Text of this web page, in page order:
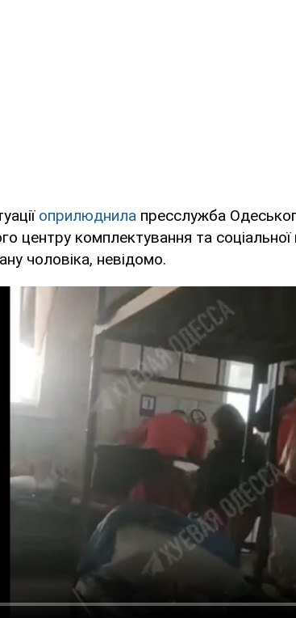
оприлюднила пресслужба
центру комплектування та
чоловіка, невідомо.